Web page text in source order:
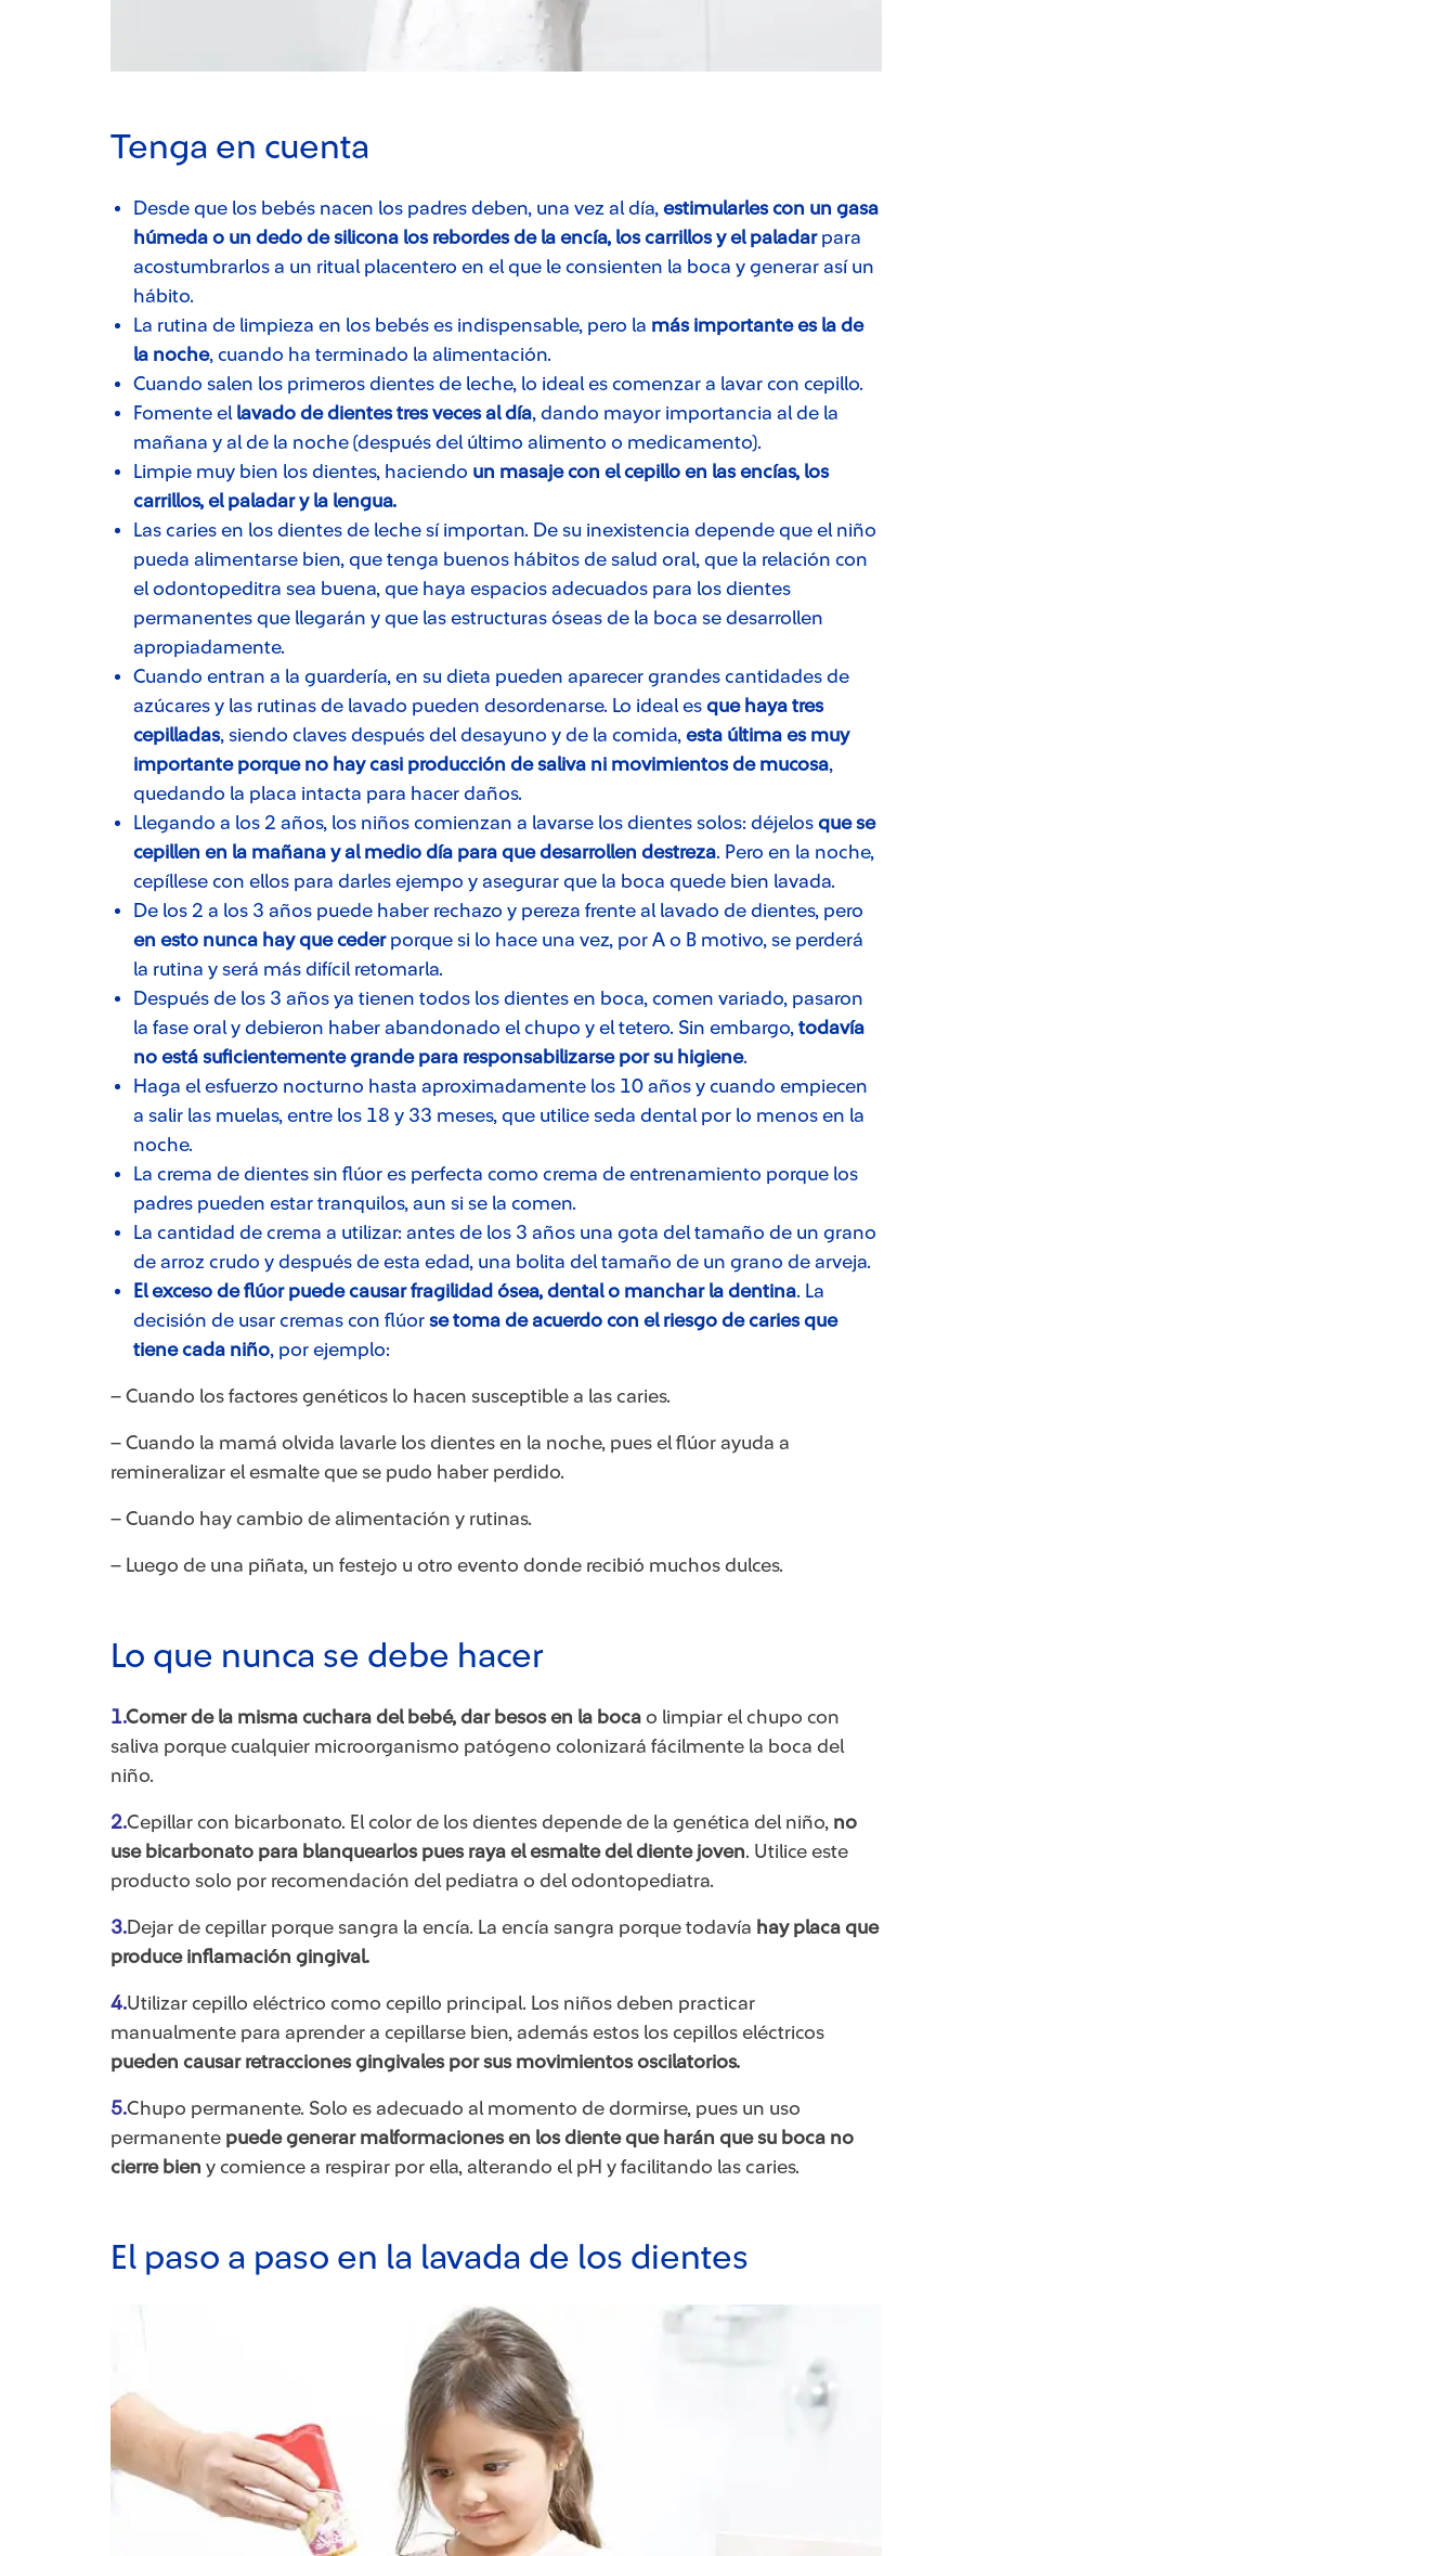
Tenga en cuenta
Desde que los bebés nacen los padres deben, una vez al día, estimularles con un gasa
húmeda o un dedo de silicona los rebordes de la encía, los carrillos y el paladarpara
acostumbrarlos a un ritual placentero en el que le consienten la boca y generar así un
hábito.
La rutina de limpieza en los bebés es indispensable, pero la más importante es la de
la noche, cuando ha terminado la alimentación.
Cuando salen los primeros dientes de leche, lo ideal es comenzar a lavar con cepillo.
Fomente el lavado de dientes tres veces al día, dando mayor importancia al de la
mañana y al de la noche (después del último alimento o medicamento).
Limpie muy bien los dientes, haciendo un masaje con el cepillo en las encías, los
carrillos, el paladar y la lengua.
Las caries en los dientes de leche sí importan. De su inexistencia depende que el niño
pueda alimentarse bien, que tenga buenos hábitos de salud oral, que la relación con
el odontopeditra sea buena, que haya espacios adecuados para los dientes
permanentes que llegarán y que las estructuras óseas de la boca se desarrollen
apropiadamente.
Cuando entran a la guardería, en su dieta pueden aparecer grandes cantidades de
azúcares y las rutinas de lavado pueden desordenarse. Lo ideal es que haya tres
cepilladas, siendo claves después del desayuno y de la comida, esta última es muy
importante porque no hay casi producción de saliva ni movimientos de mucosa,
quedando la placa intacta para hacer daños.
Llegando a los 2 años, los niños comienzan a lavarse los dientes solos: déjelos que se
cepillen en la mañana y al medio día para que desarrollen destreza. Pero en la noche,
cepíllese con ellos para darles ejempo y asegurar que la boca quede bien lavada.
De los 2 a los 3 años puede haber rechazo y pereza frente al lavado de dientes, pero
en esto nunca hay que cederporque si lo hace una vez, por A o B motivo, se perderá
la rutina y será más difícil retomarla.
Después de los 3 años ya tienen todos los dientes en boca, comen variado, pasaron
la fase oral y debieron haber abandonado el chupo y el tetero. Sin embargo, todavía
no está suficientemente grande para responsabilizarse por su higiene.
Haga el esfuerzo nocturno hasta aproximadamente los 10 años y cuando empiecen
a salir las muelas, entre los 18 y 33 meses, que utilice seda dental por lo menos en la
noche.
La crema de dientes sin flúor es perfecta como crema de entrenamiento porque los
padres pueden estar tranquilos, aun si se la comen.
La cantidad de crema a utilizar: antes de los 3 años una gota del tamaño de un grano
de arroz crudo y después de esta edad, una bolita del tamaño de un grano de arveja.
El exceso de flúor puede causar fragilidad ósea, dental o manchar la dentina. La
decisión de usar cremas con flúor se toma de acuerdo con el riesgo de caries que
tiene cada niño, por ejemplo:
– Cuando los factores genéticos lo hacen susceptible a las caries.
– Cuando la mamá olvida lavarle los dientes en la noche, pues el flúor ayuda a
remineralizar el esmalte que se pudo haber perdido.
– Cuando hay cambio de alimentación y rutinas.
– Luego de una piñata, un festejo u otro evento donde recibió muchos dulces.
Lo que nunca se debe hacer
1.Comer de la misma cuchara del bebé, dar besos en la boca o limpiar el chupo con
saliva porque cualquier microorganismo patógeno colonizará fácilmente la boca del
niño.
2.Cepillar con bicarbonato. El color de los dientes depende de la genética del niño, no
use bicarbonato para blanquearlos pues raya el esmalte del diente joven. Utilice este
producto solo por recomendación del pediatra o del odontopediatra.
3.Dejar de cepillar porque sangra la encía. La encía sangra porque todavía hay placa que
produce inflamación gingival.
4.Utilizar cepillo eléctrico como cepillo principal. Los niños deben practicar
manualmente para aprender a cepillarse bien, además estos los cepillos eléctricos
pueden causar retracciones gingivales por sus movimientos oscilatorios.
5.Chupo permanente. Solo es adecuado al momento de dormirse, pues un uso
permanente puede generar malformaciones en los diente que harán que su boca no
cierre bien y comience a respirar por ella, alterando el pH y facilitando las caries.
El paso a paso en la lavada de los dientes